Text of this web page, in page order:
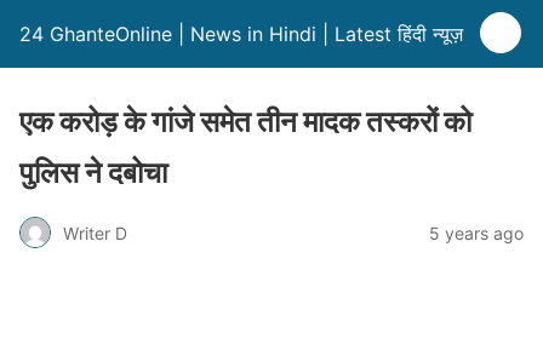
24 GhanteOnline | News in Hindi | Latest हिंदी न्यूज़
एक करोड़ के गांजे समेत तीन मादक तस्करों को
पुलिस ने दबोचा
Writer D 5 years ago